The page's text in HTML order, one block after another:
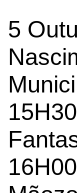
5